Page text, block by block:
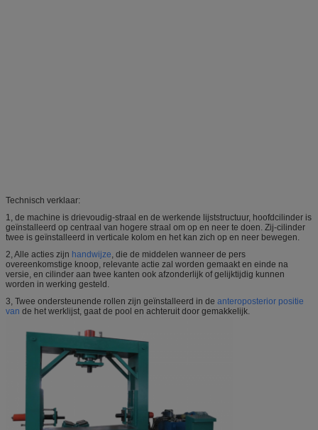
Technisch verklaar:
1, de machine is drievoudig-straal en de werkende lijststructuur, hoofdcilinder is
geïnstalleerd op centraal van hogere straal om op en neer te doen. Zij-cilinder
twee is geïnstalleerd in verticale kolom en het kan zich op en neer bewegen.
2, Alle acties zijn handwijze, die de middelen wanneer de pers
overeenkomstige knoop, relevante actie zal worden gemaakt en einde na
versie, en cilinder aan twee kanten ook afzonderlijk of gelijktijdig kunnen
worden in werking gesteld.
3, Twee ondersteunende rollen zijn geïnstalleerd in de anteroposterior positie
van de het werklijst, gaat de pool en achteruit door gemakkelijk.